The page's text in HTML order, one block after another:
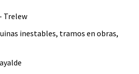
Trelew
inestables, tramos en obras,